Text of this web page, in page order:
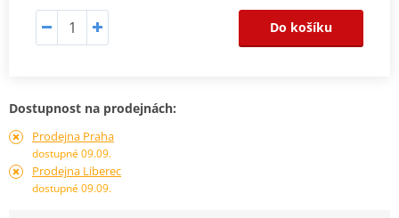
Do košíku
Dostupnost na prodejnách:
Prodejna Praha
dostupné 09.09.
Prodejna Liberec
dostupné 09.09.